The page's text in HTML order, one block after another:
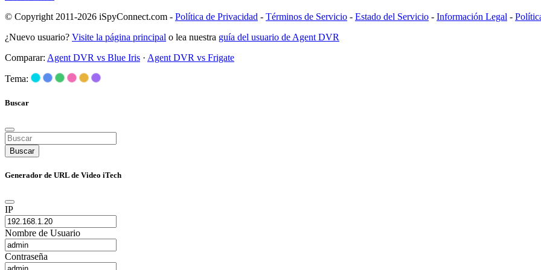
© Copyright 2011-2026 iSpyConnect.com - Política de Privacidad - Términos de Servicio - Estado del Servicio - Información Legal -
¿Nuevo usuario? Visite la página principal o lea nuestra guía del usuario de Agent DVR
Comparar: Agent DVR vs Blue Iris · Agent DVR vs Frigate
Tema:
Buscar
Buscar
Generador de URL de Video iTech
IP
Nombre de Usuario
Contraseña